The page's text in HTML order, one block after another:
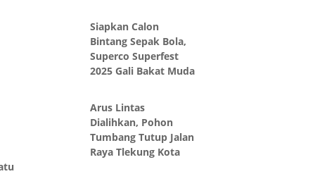
Siapkan Calon
Bintang Sepak Bola,
Superco Superfest
2025 Gali Bakat Muda
Arus Lintas
Dialihkan, Pohon
Tumbang Tutup Jalan
Raya Tlekung Kota